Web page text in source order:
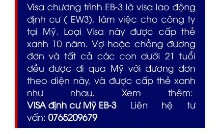
Visa chương trình EB-3 là visa lao động
định cư ( EW3), làm việc cho công ty
tại Mỹ. Loại Visa này được cấp thẻ
xanh 10 năm. Vợ hoặc chồng đương
đơn và tất cả các con dưới 21 tuổi
đều được đi qua Mỹ với đương đơn
theo diện này, và được cấp thẻ xanh
như nhau. Xem thêm:
VISA định cư Mỹ EB-3 Liên hệ tư
vấn: 0765209679